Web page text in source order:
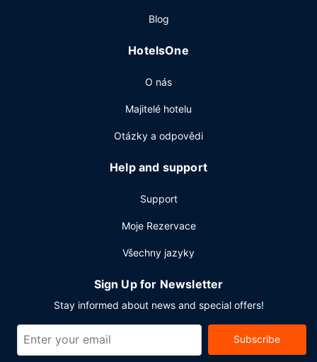
bazénu nebo 2 bary / salonky. Za malý příplatek budete
7:00 do 11:00 a o víkendu od 7:00 do 11:30.
odhlášení při odjezdu a čistírna oděvů. Hodláte uspořádat
obchodní nebo společenskou akci? V tomto hotelu můžete
konferenční prostory a 6 zasedací místnosti).
Blog
HotelsOne
O nás
Majitelé hotelu
Otázky a odpovědi
Help and support
Support
Moje Rezervace
Všechny jazyky
Sign Up for Newsletter
Stay informed about news and special offers!
Subscribe